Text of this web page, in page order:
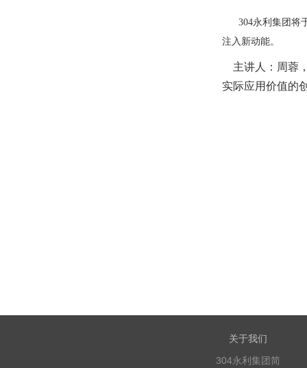
304永利集团将
注入新动能。
主讲人 ： 周蓉
实际应用价值的
关于我们
304永利集团简